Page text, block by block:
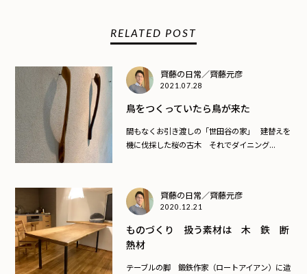
RELATED POST
齊藤の日常／齊藤元彦
2021.07.28
鳥をつくっていたら鳥が来た
間もなくお引き渡しの「世田谷の家」 建替えを
機に伐採した桜の古木 それでダイニング...
齊藤の日常／齊藤元彦
2020.12.21
ものづくり 扱う素材は 木 鉄 断
熱材
テーブルの脚 鍛鉄作家（ロートアイアン）に造